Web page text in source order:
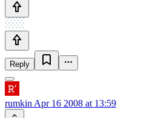
Reply
rumkin Apr 16 2008 at 13:59